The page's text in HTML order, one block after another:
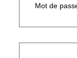
Mot de